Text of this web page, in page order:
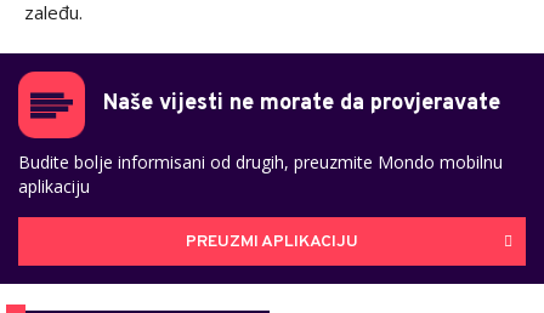
zaleđu.
Naše vijesti ne morate da provjeravate
Budite bolje informisani od drugih, preuzmite Mondo mobilnu
aplikaciju
PREUZMI APLIKACIJU